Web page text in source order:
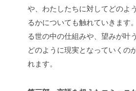
や、わたしたちに対してどのよ
るかについても触れていきます
る世の中の仕組みや、望みが叶
どのように現実となっていくの
れます。